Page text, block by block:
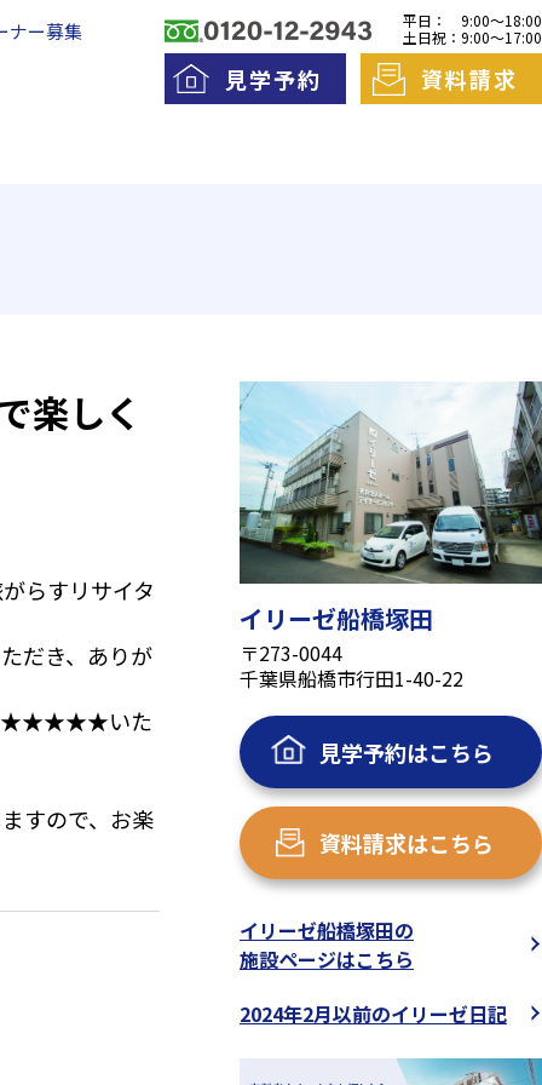
ナー募集
平日：
土日祝：
9:00～18:00
9:00～17:00
見学予約 資料請求
楽しく
らすリサイタ
だき、ありが
つ★★★★★いた
すので、お楽
イリーゼ船橋塚田
〒273-0044
千葉県船橋市行田1-40-22
見学予約はこちら
資料請求はこちら
イリーゼ船橋塚田の
施設ページはこちら
2024年2月以前のイリーゼ日記